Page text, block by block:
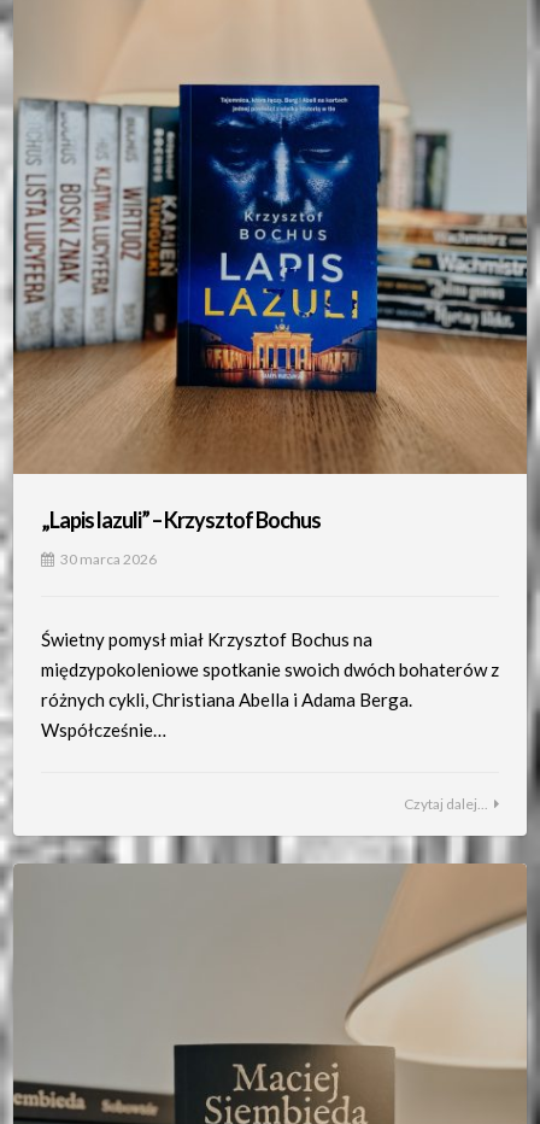
„Lapis lazuli” – Krzysztof Bochus
30 marca 2026
Świetny pomysł miał Krzysztof Bochus na
międzypokoleniowe spotkanie swoich dwóch bohaterów z
różnych cykli, Christiana Abella i Adama Berga.
Współcześnie…
Czytaj dalej...